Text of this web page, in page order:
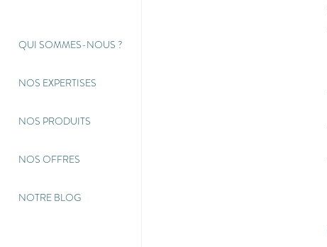
QUI SOMMES-NOUS ?
NOS EXPERTISES
NOS PRODUITS
NOS OFFRES
NOTRE BLOG